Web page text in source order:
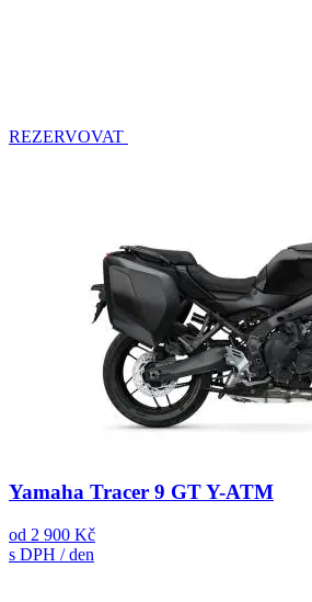
REZERVOVAT
Yamaha Tracer 9 GT Y-ATM
od 2 900 Kč
s DPH / den